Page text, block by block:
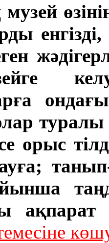
музей
туралы
орыс
ақпарат